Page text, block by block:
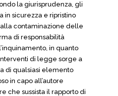
la giurisprudenza, gli
in sicurezza e ripristino
contaminazione delle
di responsabilità
in quanto
di legge sorge a
di qualsiasi elemento
in capo all’autore
che sussista il rapporto di